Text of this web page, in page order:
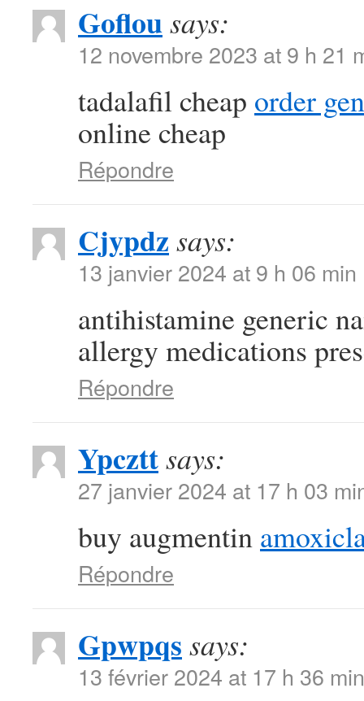
Goflousays:
12 novembre 2023 at 9 h 21
tadalafil cheap order
online cheap
Répondre
Cjypdz says:
13 janvier 2024 at 9 h 06 min
antihistamine generic
allergy medications
Répondre
Ypczttsays:
27 janvier 2024 at 17 h 03
buy augmentin
Répondre
Gpwpqs says:
13 février 2024 at 17 h 36 min